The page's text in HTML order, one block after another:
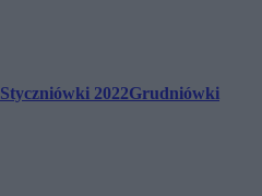
Styczniówki 2022Grudniówki